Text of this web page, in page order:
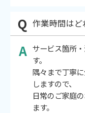
作業時間はど
サービス箇所
す。
隅々まで丁寧
しますので、
日常のご家庭
ます。